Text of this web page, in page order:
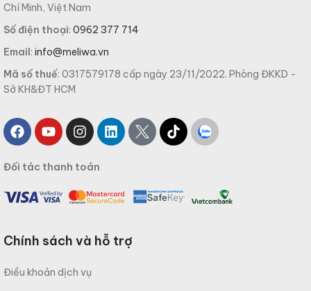
Chí Minh, Việt Nam
Số điện thoại: 0962 377 714
Email: info@meliwa.vn
Mã số thuế: 0317579178 cấp ngày 23/11/2022. Phòng ĐKKD -
Sở KH&ĐT HCM
Đối tác thanh toán
Chính sách và hỗ trợ
Điều khoản dịch vụ